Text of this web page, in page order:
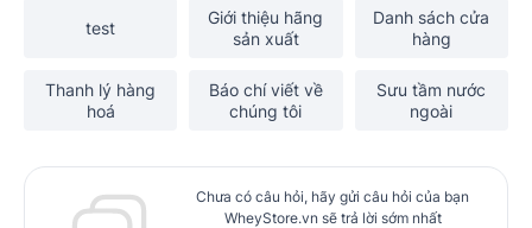
test
Giới thiệu hãng
sản xuất
Danh sách cửa
hàng
Thanh lý hàng
hoá
Báo chí viết về
chúng tôi
Sưu tầm nước
ngoài
Chưa có câu hỏi, hãy gửi câu hỏi của bạn
WheyStore.vn sẽ trả lời sớm nhất